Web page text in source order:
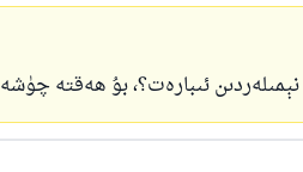
نېمىلەردىن ئىبارەت؟، بۇ ھەقتە